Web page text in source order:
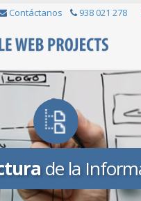
Contáctanos 938 021 278
de la